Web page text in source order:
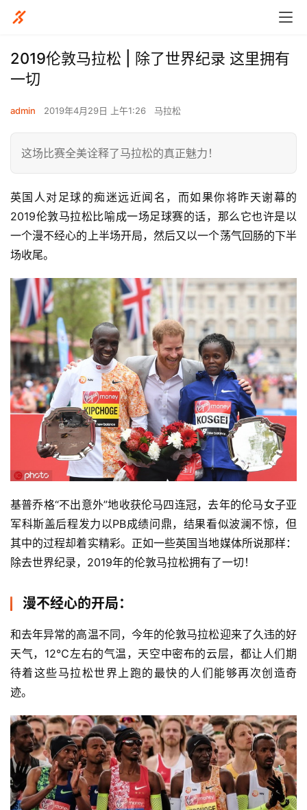
2019伦敦马拉松 | 除了世界纪录 这里拥有
一切
admin 2019年4月29日 上午1:26 马拉松
这场比赛全美诠释了马拉松的真正魅力！
英国人对足球的痴迷远近闻名，而如果你将昨天谢幕的
2019伦敦马拉松比喻成一场足球赛的话，那么它也许是以
一个漫不经心的上半场开局，然后又以一个荡气回肠的下半
场收尾。
基普乔格“不出意外”地收获伦马四连冠，去年的伦马女子亚
军科斯盖后程发力以PB成绩问鼎，结果看似波澜不惊，但
其中的过程却着实精彩。正如一些英国当地媒体所说那样：
除去世界纪录，2019年的伦敦马拉松拥有了一切！
漫不经心的开局：
和去年异常的高温不同，今年的伦敦马拉松迎来了久违的好
天气，12℃左右的气温，天空中密布的云层，都让人们期
待着这些马拉松世界上跑的最快的人们能够再次创造奇
迹。